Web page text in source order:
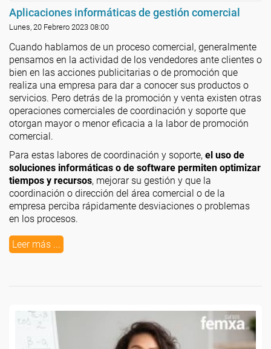
Aplicaciones informáticas de gestión comercial
Lunes, 20 Febrero 2023 08:00
Cuando hablamos de un proceso comercial, generalmente
pensamos en la actividad de los vendedores ante clientes o
bien en las acciones publicitarias o de promoción que
realiza una empresa para dar a conocer sus productos o
servicios. Pero detrás de la promoción y venta existen otras
operaciones comerciales de coordinación y soporte que
otorgan mayor o menor eficacia a la labor de promoción
comercial.
Para estas labores de coordinación y soporte, el uso de
soluciones informáticas o de software permiten optimizar
tiempos y recursos, mejorar su gestión y que la
coordinación o dirección del área comercial o de la
empresa perciba rápidamente desviaciones o problemas
en los procesos.
Leer más ...